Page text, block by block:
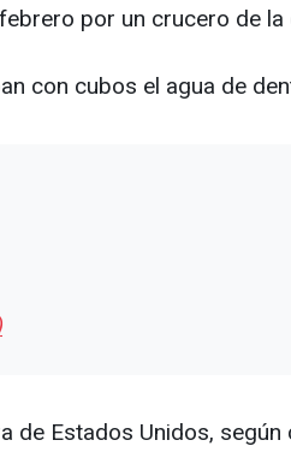
por un crucero de
con cubos el agua de
de Estados Unidos,